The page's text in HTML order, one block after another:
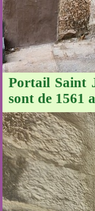
Portail Saint
sont de 1561